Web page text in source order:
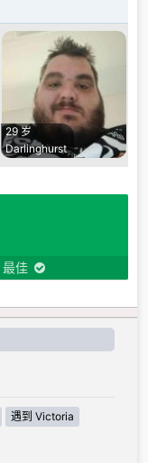
29 岁
Darlinghurst
最佳
遇到 Victoria